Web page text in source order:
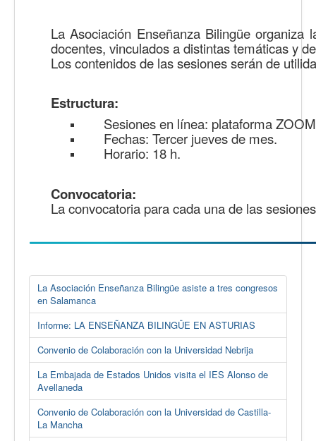
La Asociación Enseñanza Bilingüe
docentes, vinculados a distintas temáticas y
Los contenidos de las sesiones serán de
Estructura:
Sesiones en línea: plataforma
Fechas: Tercer jueves de mes.
Horario: 18 h.
Convocatoria:
La convocatoria para cada una de las
La Asociación Enseñanza Bilingüe asiste a tres congresos
en Salamanca
Informe: LA ENSEÑANZA BILINGÜE EN ASTURIAS
Convenio de Colaboración con la Universidad Nebrija
La Embajada de Estados Unidos visita el IES Alonso de
Avellaneda
Convenio de Colaboración con la Universidad de Castilla-
La Mancha